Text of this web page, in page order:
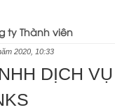
ty Thành viên
2020, 10:33
DỊCH